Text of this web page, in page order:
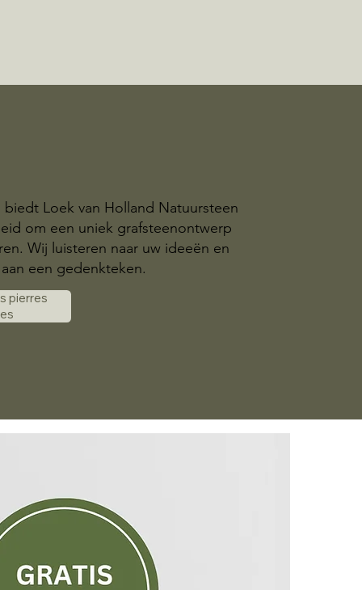
biedt Loek van Holland Natuursteen
om een uniek grafsteenontwerp
Wij luisteren naar uw ideeën en
een gedenkteken.
pierres